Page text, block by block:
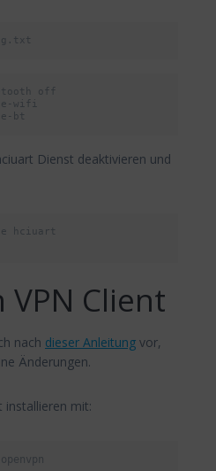
bt
Dienst deaktivieren und
hciuart
Client
nach dieser Anleitung vor,
Änderungen.
installieren mit: